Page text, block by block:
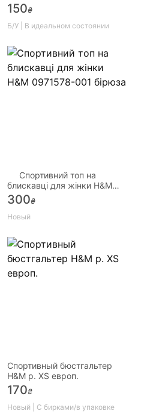
150₴
Б/У | В идеальном состоянии
Спортивний топ на
блискавці для жінки H&M
0971578-001 бірюза
300₴
Новый
Спортивный бюстгальтер
H&M р. XS европ.
170₴
Новый | С бирками/в упаковке